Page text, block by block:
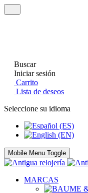
Buscar
Iniciar sesión
Carrito
Lista de deseos
Seleccione su idioma
Mobile Menu Toggle
MARCAS